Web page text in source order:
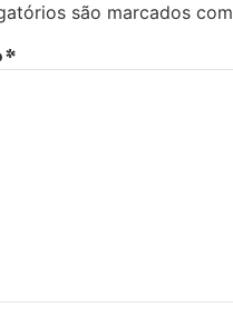
são marcados com
*